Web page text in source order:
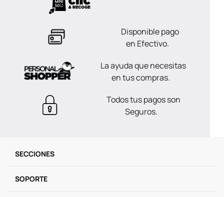
Disponible pago
en Efectivo.
La ayuda que necesitas
en tus compras.
Todos tus pagos son
Seguros.
SECCIONES
SOPORTE